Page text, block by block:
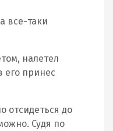
все-таки
налетел
его принес
отсидеться до
Судя по